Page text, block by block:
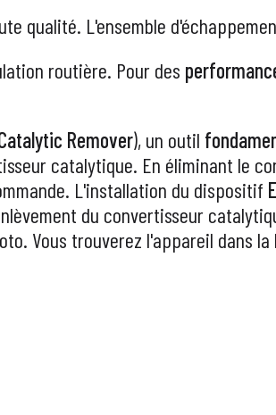
qualité. L'ensemble
routière. Pour des
Remover), un outil
catalytique. En éliminant le
L'installation du dispositif
du convertisseur
Vous trouverez l'appareil dans